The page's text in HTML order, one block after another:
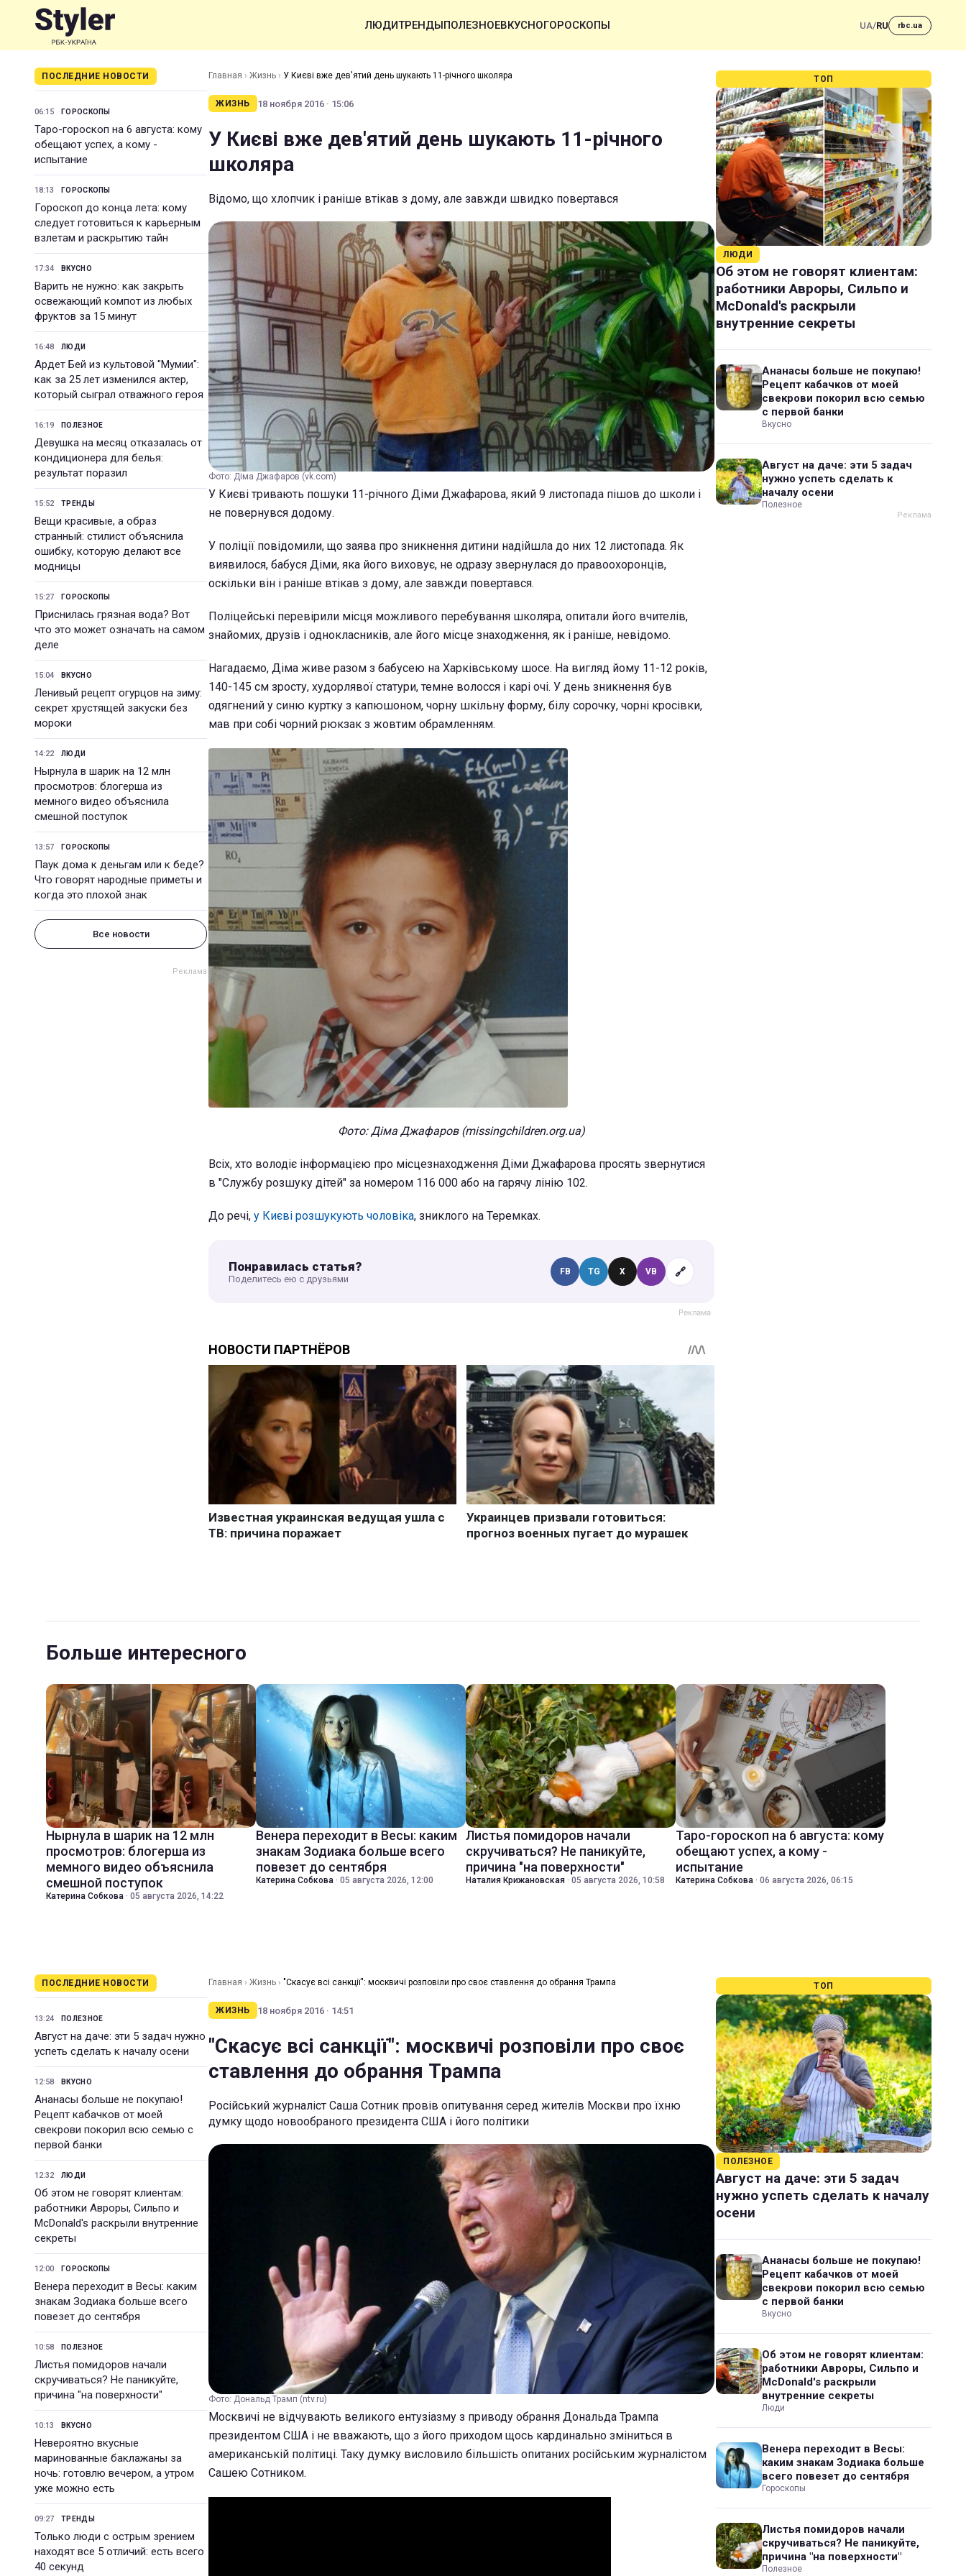
ЛЮДИТРЕНДЫПОЛЕЗНОЕВКУСНОГОРОСКОПЫ UA/RU rbc.ua
ПОСЛЕДНИЕ НОВОСТИ
06:15 ГОРОСКОПЫ
Таро-гороскоп на 6 августа: кому
обещают успех, а кому -
испытание
18:13 ГОРОСКОПЫ
Гороскоп до конца лета: кому
следует готовиться к карьерным
взлетам и раскрытию тайн
17:34 ВКУСНО
Варить не нужно: как закрыть
освежающий компот из любых
фруктов за 15 минут
16:48 ЛЮДИ
Ардет Бей из культовой "Мумии":
как за 25 лет изменился актер,
который сыграл отважного героя
16:19 ПОЛЕЗНОЕ
Девушка на месяц отказалась от
кондиционера для белья:
результат поразил
15:52 ТРЕНДЫ
Вещи красивые, а образ
странный: стилист объяснила
ошибку, которую делают все
модницы
15:27 ГОРОСКОПЫ
Приснилась грязная вода? Вот
что это может означать на самом
деле
15:04 ВКУСНО
Ленивый рецепт огурцов на зиму:
секрет хрустящей закуски без
мороки
14:22 ЛЮДИ
Нырнула в шарик на 12 млн
просмотров: блогерша из
мемного видео объяснила
смешной поступок
13:57 ГОРОСКОПЫ
Паук дома к деньгам или к беде?
Что говорят народные приметы и
когда это плохой знак
Все новости
Главная › Жизнь › У Києві вже дев'ятий день шукають 11-річного школяра
ЖИЗНЬ 18 ноября 2016 · 15:06
У Києві вже дев'ятий день шукають 11-річного
школяра
Відомо, що хлопчик і раніше втікав з дому, але завжди швидко повертався
Фото: Діма Джафаров (vk.com)
У Києві тривають пошуки 11-річного Діми Джафарова, який 9 листопада пішов до школи і
не повернувся додому.
У поліції повідомили, що заява про зникнення дитини надійшла до них 12 листопада. Як
виявилося, бабуся Діми, яка його виховує, не одразу звернулася до правоохоронців,
оскільки він і раніше втікав з дому, але завжди повертався.
Поліцейські перевірили місця можливого перебування школяра, опитали його вчителів,
знайомих, друзів і однокласників, але його місце знаходження, як і раніше, невідомо.
Нагадаємо, Діма живе разом з бабусею на Харківському шосе. На вигляд йому 11-12 років,
140-145 см зросту, худорлявої статури, темне волосся і карі очі. У день зникнення був
одягнений у синю куртку з капюшоном, чорну шкільну форму, білу сорочку, чорні кросівки,
мав при собі чорний рюкзак з жовтим обрамленням.
Фото: Діма Джафаров (missingchildren.org.ua)
Всіх, хто володіє інформацією про місцезнаходження Діми Джафарова просять звернутися
в "Службу розшуку дітей" за номером 116 000 або на гарячу лінію 102.
До речі, у Києві розшукують чоловіка, зниклого на Теремках.
Понравилась статья?
Поделитесь ею с друзьями
FB TG X VB 🔗
ТОП
ЛЮДИ
Об этом не говорят клиентам:
работники Авроры, Сильпо и
McDonald's раскрыли
внутренние секреты
Ананасы больше не покупаю!
Рецепт кабачков от моей
свекрови покорил всю семью
с первой банки
Вкусно
Август на даче: эти 5 задач
нужно успеть сделать к
началу осени
Полезное
Больше интересного
Нырнула в шарик на 12 млн
просмотров: блогерша из
мемного видео объяснила
смешной поступок
Катерина Собкова · 05 августа 2026, 14:22
Венера переходит в Весы: каким
знакам Зодиака больше всего
повезет до сентября
Катерина Собкова · 05 августа 2026, 12:00
Листья помидоров начали
скручиваться? Не паникуйте,
причина "на поверхности"
Наталия Крижановская · 05 августа 2026, 10:58
Таро-гороскоп на 6 августа: кому
обещают успех, а кому -
испытание
Катерина Собкова · 06 августа 2026, 06:15
ПОСЛЕДНИЕ НОВОСТИ
13:24 ПОЛЕЗНОЕ
Август на даче: эти 5 задач нужно
успеть сделать к началу осени
12:58 ВКУСНО
Ананасы больше не покупаю!
Рецепт кабачков от моей
свекрови покорил всю семью с
первой банки
12:32 ЛЮДИ
Об этом не говорят клиентам:
работники Авроры, Сильпо и
McDonald's раскрыли внутренние
секреты
12:00 ГОРОСКОПЫ
Венера переходит в Весы: каким
знакам Зодиака больше всего
повезет до сентября
10:58 ПОЛЕЗНОЕ
Листья помидоров начали
скручиваться? Не паникуйте,
причина "на поверхности"
10:13 ВКУСНО
Невероятно вкусные
маринованные баклажаны за
ночь: готовлю вечером, а утром
уже можно есть
09:27 ТРЕНДЫ
Только люди с острым зрением
находят все 5 отличий: есть всего
40 секунд
Главная › Жизнь › "Скасує всі санкції": москвичі розповіли про своє ставлення до обрання Трампа
ЖИЗНЬ 18 ноября 2016 · 14:51
"Скасує всі санкції": москвичі розповіли про своє
ставлення до обрання Трампа
Російський журналіст Саша Сотник провів опитування серед жителів Москви про їхню
думку щодо новообраного президента США і його політики
Фото: Дональд Трамп (ntv.ru)
Москвичі не відчувають великого ентузіазму з приводу обрання Дональда Трампа
президентом США і не вважають, що з його приходом щось кардинально зміниться в
американській політиці. Таку думку висловило більшість опитаних російським журналістом
Сашею Сотником.
ТОП
ПОЛЕЗНОЕ
Август на даче: эти 5 задач
нужно успеть сделать к началу
осени
Ананасы больше не покупаю!
Рецепт кабачков от моей
свекрови покорил всю семью
с первой банки
Вкусно
Об этом не говорят клиентам:
работники Авроры, Сильпо и
McDonald's раскрыли
внутренние секреты
Люди
Венера переходит в Весы:
каким знакам Зодиака больше
всего повезет до сентября
Гороскопы
Листья помидоров начали
скручиваться? Не паникуйте,
причина "на поверхности"
Полезное